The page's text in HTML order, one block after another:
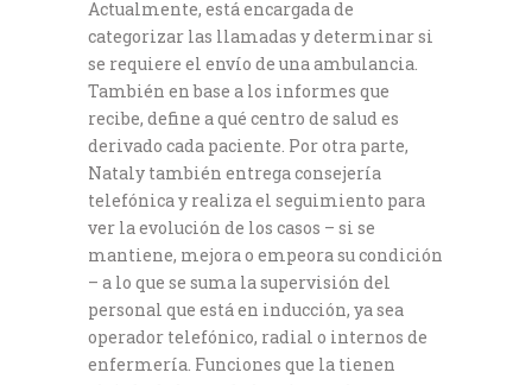
Actualmente, está encargada de
categorizar las llamadas y determinar si
se requiere el envío de una ambulancia.
También en base a los informes que
recibe, define a qué centro de salud es
derivado cada paciente. Por otra parte,
Nataly también entrega consejería
telefónica y realiza el seguimiento para
ver la evolución de los casos – si se
mantiene, mejora o empeora su condición
– a lo que se suma la supervisión del
personal que está en inducción, ya sea
operador telefónico, radial o internos de
enfermería. Funciones que la tienen